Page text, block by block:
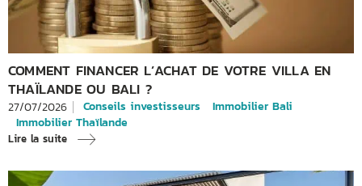
COMMENT FINANCER L’ACHAT DE VOTRE VILLA EN
THAÏLANDE OU BALI ?
27/07/2026 Conseils investisseurs
Immobilier Bali
Immobilier Thaïlande
Lire la suite